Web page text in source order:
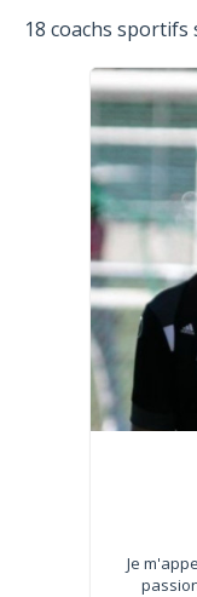
18 coachs sportifs
Je